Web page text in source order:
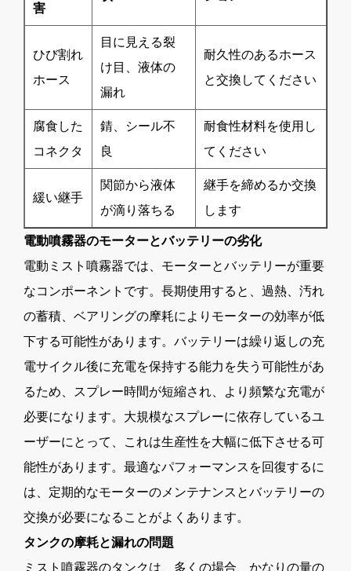
害
ひび割れ
ホース
目に見える裂
け目、液体の
漏れ
耐久性のあるホース
と交換してください
腐食した
コネクタ
錆、シール不
良
耐食性材料を使用し
てください
緩い継手
関節から液体
が滴り落ちる
継手を締めるか交換
します
電動噴霧器のモーターとバッテリーの劣化
電動ミスト噴霧器では、モーターとバッテリーが重要
なコンポーネントです。長期使用すると、過熱、汚れ
の蓄積、ベアリングの摩耗によりモーターの効率が低
下する可能性があります。バッテリーは繰り返しの充
電サイクル後に充電を保持する能力を失う可能性があ
るため、スプレー時間が短縮され、より頻繁な充電が
必要になります。大規模なスプレーに依存しているユ
ーザーにとって、これは生産性を大幅に低下させる可
能性があります。最適なパフォーマンスを回復するに
は、定期的なモーターのメンテナンスとバッテリーの
交換が必要になることがよくあります。
タンクの摩耗と漏れの問題
ミスト噴霧器のタンクは、多くの場合、かなりの量の